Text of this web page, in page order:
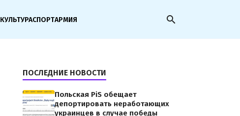
КУЛЬТУРАСПОРТАРМИЯ search
ПОСЛЕДНИЕ НОВОСТИ
Польская PiS обещает
депортировать неработающих
украинцев в случае победы